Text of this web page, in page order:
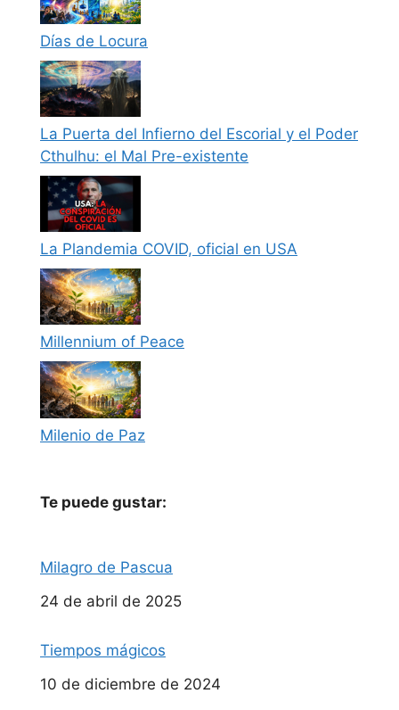
Días de Locura
La Puerta del Infierno del Escorial y el Poder
Cthulhu: el Mal Pre-existente
La Plandemia COVID, oficial en USA
Millennium of Peace
Milenio de Paz
Te puede gustar:
Milagro de Pascua
Fecha
24 de abril de 2025
Tiempos mágicos
Fecha
10 de diciembre de 2024